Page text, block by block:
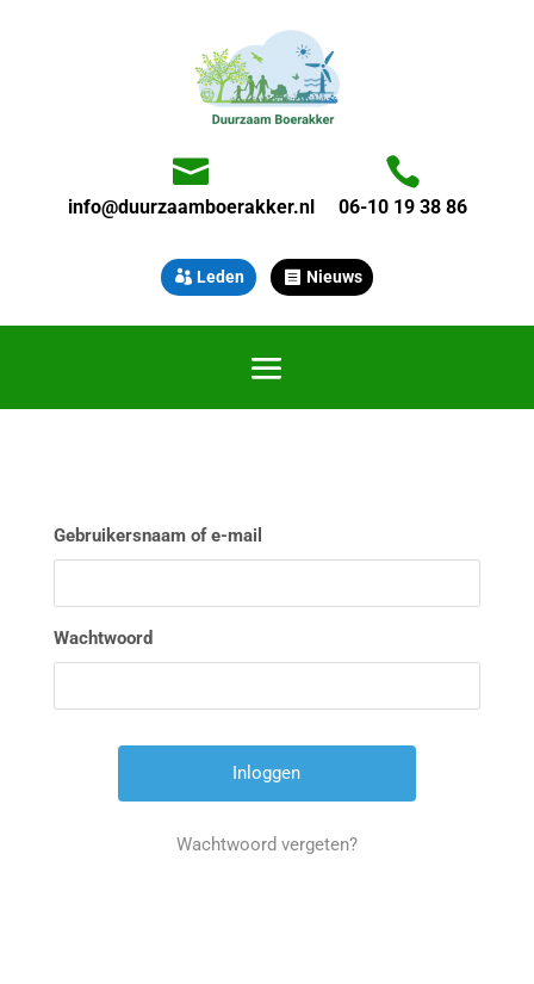

info@duurzaamboerakker.nl

06-10 19 38 86
Leden Nieuws
Gebruikersnaam of e-mail
Wachtwoord
Wachtwoord vergeten?